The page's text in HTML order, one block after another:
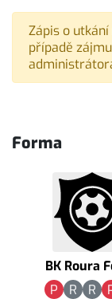
Zápis o
případě
Forma
BK Roura
P
R R